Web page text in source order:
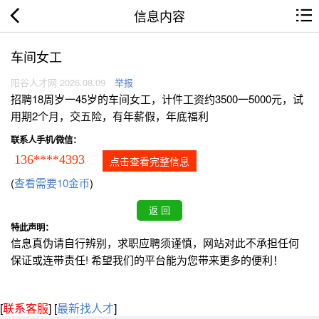
信息内容
车间女工
阳谷人才网 2026.08.09 举报
招聘18周岁一45岁的车间女工，计件工资约3500一5000元，试
用期2个月，交五险，有年薪假，年底福利
联系人手机/微信：
136****4393 点击查看完整信息
(查看需要10金币)
特此声明：
信息真伪请自行辨别，求职应聘须谨慎，网站对此不承担任何
保证或连带责任! 希望我们的平台能为您带来更多的便利！
[联系客服] [最新找人才]